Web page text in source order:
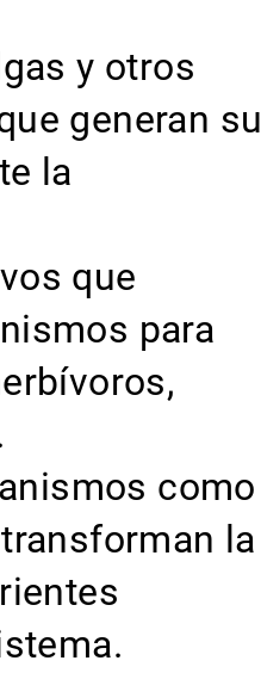
y otros
generan su
la
que
para
como
la